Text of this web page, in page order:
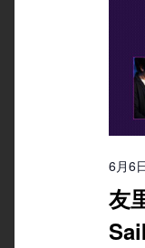
6月6
友